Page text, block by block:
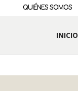
QUIÉNES SOMOS
INICIO